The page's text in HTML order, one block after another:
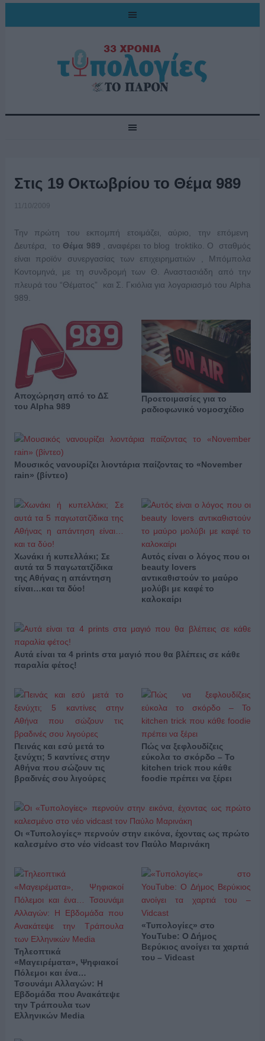
Στις 19 Οκτωβρίου το Θέμα 989
11/10/2009
Την πρώτη του εκπομπή ετοιμάζει, αύριο, την επόμενη
Δευτέρα, το Θέμα 989 , αναφέρει το blog troktiko. Ο σταθμός
είναι προϊόν συνεργασίας των επιχειρηματιών , Μπόμπολα
Κοντομηνά, με τη συνδρομή των Θ. Αναστασιάδη από την
πλευρά του “Θέματος” και Σ. Γκιόλια για λογαριασμό του Alpha
989.
Αποχώρηση από το ΔΣ
του Alpha 989
Προετοιμασίες για το
ραδιοφωνικό νομοσχέδιο
Μουσικός νανουρίζει λιοντάρια παίζοντας το «November
rain» (βίντεο)
Χωνάκι ή κυπελλάκι; Σε
αυτά τα 5 παγωτατζίδικα
της Αθήνας η απάντηση
είναι…και τα δύο!
Αυτός είναι ο λόγος που οι
beauty lovers
αντικαθιστούν το μαύρο
μολύβι με καφέ το
καλοκαίρι
Αυτά είναι τα 4 prints στα μαγιό που θα βλέπεις σε κάθε
παραλία φέτος!
Πεινάς και εσύ μετά το
ξενύχτι; 5 καντίνες στην
Αθήνα που σώζουν τις
βραδινές σου λιγούρες
Πώς να ξεφλουδίζεις
εύκολα το σκόρδο – Το
kitchen trick που κάθε
foodie πρέπει να ξέρει
Οι «Τυπολογίες» περνούν στην εικόνα, έχοντας ως πρώτο
καλεσμένο στο νέο vidcast τον Παύλο Μαρινάκη
Τηλεοπτικά
«Μαγειρέματα», Ψηφιακοί
Πόλεμοι και ένα…
Τσουνάμι Αλλαγών: Η
Εβδομάδα που Ανακάτεψε
την Τράπουλα των
Ελληνικών Media
«Τυπολογίες» στο
YouTube: Ο Δήμος
Βερύκιος ανοίγει τα χαρτιά
του – Vidcast